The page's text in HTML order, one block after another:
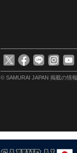
© SAMURAI JAPAN 掲載の情